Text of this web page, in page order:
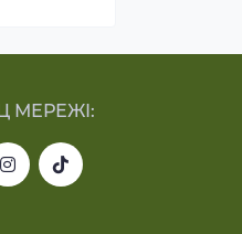
МЕРЕЖІ: